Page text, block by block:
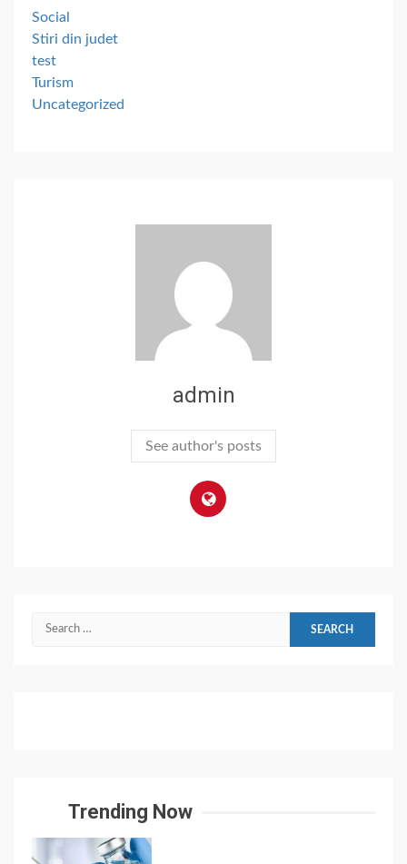
Social
Stiri din judet
test
Turism
Uncategorized
admin
See author's posts
Search
Trending Now